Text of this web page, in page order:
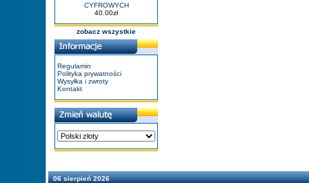
CYFROWYCH
40.00zł
zobacz wszystkie
Regulamin
Polityka prywatności
Wysyłka i zwroty
Kontakt
06 sierpień 2026